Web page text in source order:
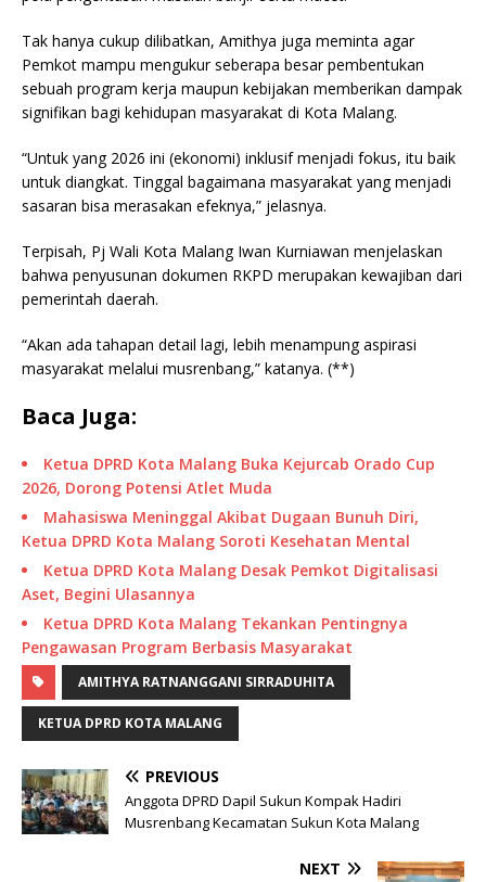
Tak hanya cukup dilibatkan, Amithya juga meminta agar
Pemkot mampu mengukur seberapa besar pembentukan
sebuah program kerja maupun kebijakan memberikan dampak
signifikan bagi kehidupan masyarakat di Kota Malang.
“Untuk yang 2026 ini (ekonomi) inklusif menjadi fokus, itu baik
untuk diangkat. Tinggal bagaimana masyarakat yang menjadi
sasaran bisa merasakan efeknya,” jelasnya.
Terpisah, Pj Wali Kota Malang Iwan Kurniawan menjelaskan
bahwa penyusunan dokumen RKPD merupakan kewajiban dari
pemerintah daerah.
“Akan ada tahapan detail lagi, lebih menampung aspirasi
masyarakat melalui musrenbang,” katanya. (**)
Baca Juga:
Ketua DPRD Kota Malang Buka Kejurcab Orado Cup
2026, Dorong Potensi Atlet Muda
Mahasiswa Meninggal Akibat Dugaan Bunuh Diri,
Ketua DPRD Kota Malang Soroti Kesehatan Mental
Ketua DPRD Kota Malang Desak Pemkot Digitalisasi
Aset, Begini Ulasannya
Ketua DPRD Kota Malang Tekankan Pentingnya
Pengawasan Program Berbasis Masyarakat
AMITHYA RATNANGGANI SIRRADUHITA
KETUA DPRD KOTA MALANG
PREVIOUS
Anggota DPRD Dapil Sukun Kompak Hadiri
Musrenbang Kecamatan Sukun Kota Malang
NEXT